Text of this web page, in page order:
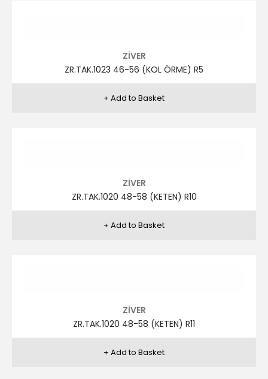
ZİVER
ZİVER
ZR.TAK.1019 46-56 (KETEN) R13
ZİVER
ZR.TAK.1019 46-56 (KETEN) R14